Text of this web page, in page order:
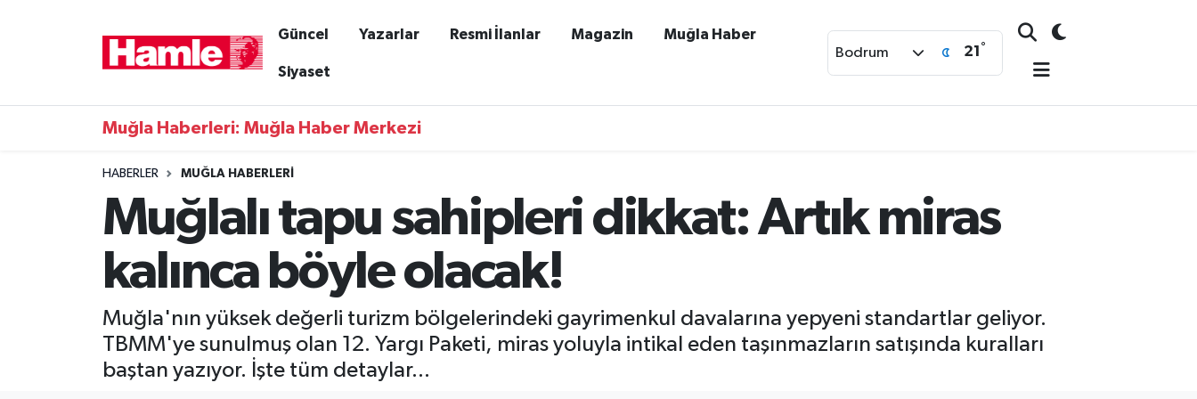
Güncel Yazarlar Resmi İlanlar Magazin Muğla Haber
Siyaset
Bodrum 21 °
Muğla Haberleri: Muğla Haber Merkezi
HABERLER MUĞLA HABERLERI
Muğlalı tapu sahipleri dikkat: Artık miras
kalınca böyle olacak!
Muğla'nın yüksek değerli turizm bölgelerindeki gayrimenkul davalarına yepyeni standartlar geliyor.
TBMM'ye sunulmuş olan 12. Yargı Paketi, miras yoluyla intikal eden taşınmazların satışında kuralları
baştan yazıyor. İşte tüm detaylar...
Magazin
Muğla Haber
Muğla Nöbetçi Eczaneler
Muğla Trafik Yoğunluk Haritası
Süper Lig Puan Durumu ve Fikstür
Son Dakika Haberleri
Haber Arşivi